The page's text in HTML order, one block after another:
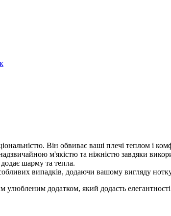
Він обвиває ваші плечі теплом і
м'якістю та ніжністю завдяки
додає шарму та тепла.
випадків, додаючи вашому вигляду
додатком, який додасть